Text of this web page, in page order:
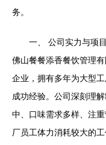
务。
一、 公司实力与项
佛山餐餐添香餐饮管理
企业，拥有多年为大型
成功经验。公司深刻理
中、口味需求多样、注
厂员工体力消耗较大的